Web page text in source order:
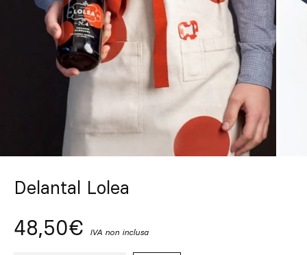
Lasciati ispirare
EN DE
Delantal Lolea
48,50€ IVA non inclusa